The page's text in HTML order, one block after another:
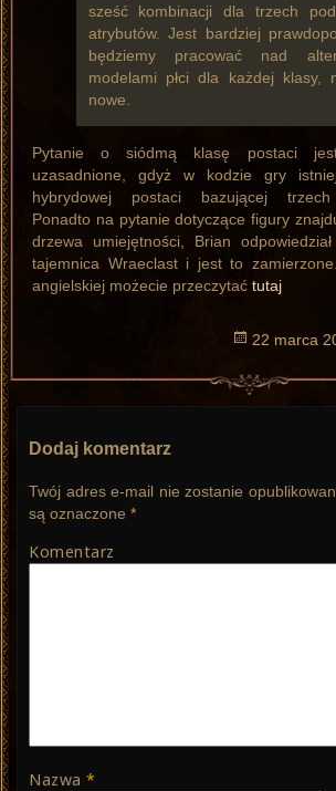
sześć kombinacji dla trzech
atrybutów. Jest bardziej
będziemy pracować nad
modelami płci dla każdej klasy,
nowe.
Pytanie o siódmą klasę postaci
uzasadnione, gdyż w kodzie gry
hybrydowej postaci bazującej trzech
Ponadto na pytanie dotyczące figury
drzewa umiejętności, Brian
tajemnica Wraeclast i jest to
angielskiej możecie przeczytać tutaj
22 marca
Dodaj komentarz
Twój adres e-mail nie zostanie
są oznaczone *
Komentarz
Nazwa*